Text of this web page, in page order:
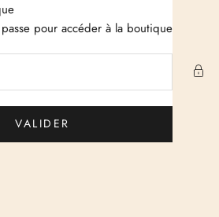
Just Cashmere
pour accéder à la boutique
VALIDER